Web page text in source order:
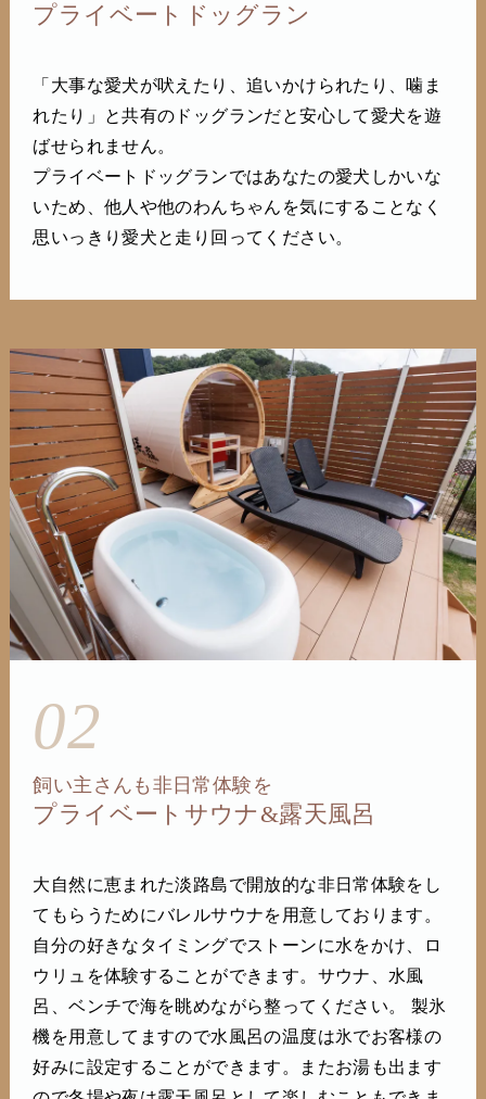
プライベートドッグラン
「大事な愛犬が吠えたり、追いかけられたり、噛ま
れたり」と共有のドッグランだと安心して愛犬を遊
ばせられません。
プライベートドッグランではあなたの愛犬しかいな
いため、他人や他のわんちゃんを気にすることなく
思いっきり愛犬と走り回ってください。
02
飼い主さんも非日常体験を
プライベートサウナ&露天風呂
大自然に恵まれた淡路島で開放的な非日常体験をし
てもらうためにバレルサウナを用意しております。
自分の好きなタイミングでストーンに水をかけ、ロ
ウリュを体験することができます。サウナ、水風
呂、ベンチで海を眺めながら整ってください。 製氷
機を用意してますので水風呂の温度は氷でお客様の
好みに設定することができます。またお湯も出ます